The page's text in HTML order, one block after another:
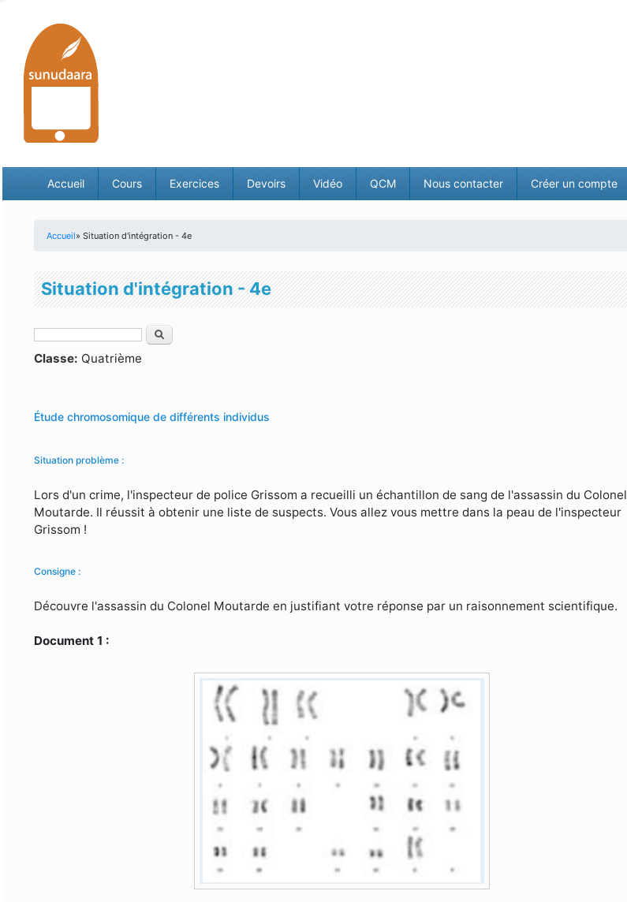
Accueil Cours Exercices Devoirs Vidéo QCM Nous contacter Créer un compte
Accueil» Situation d'intégration - 4e
Situation d'intégration - 4e
Formulaire de recherche
Rechercher
Classe: Quatrième
Étude chromosomique de différents individus
Situation problème :
Lors d'un crime, l'inspecteur de police Grissom a recueilli un échantillon de sang de l'assassin du Colonel
Moutarde. Il réussit à obtenir une liste de suspects. Vous allez vous mettre dans la peau de l'inspecteur
Grissom !
Consigne :
Découvre l'assassin du Colonel Moutarde en justifiant votre réponse par un raisonnement scientifique.
Document 1 :